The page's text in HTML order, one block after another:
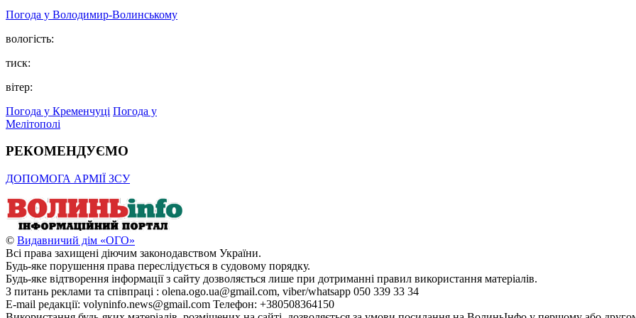
Погода у Володимир-Волинському
вологість:
тиск:
вітер:
Погода у Кременчуці Погода у
Мелітополі
РЕКОМЕНДУЄМО
ДОПОМОГА АРМІЇ ЗСУ
© Видавничий дім «ОГО»
Всі права захищені діючим законодавством України.
Будь-яке порушення права переслідується в судовому порядку.
Будь-яке відтворення інформації з сайту дозволяється лише при дотриманні правил використання матеріалів.
З питань реклами та співпраці : olena.ogo.ua@gmail.com, viber/whatsapp 050 339 33 34
E-mail редакції: volyninfo.news@gmail.com Телефон: +380508364150